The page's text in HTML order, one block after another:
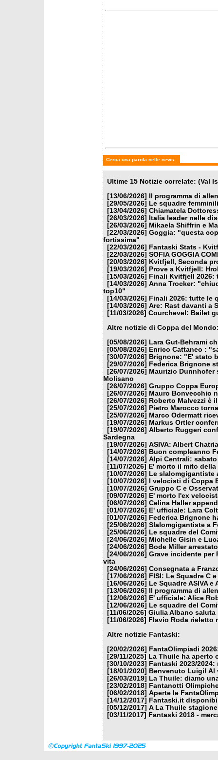
veloci
Cerca una parola nelle news:
Ultime 15 Notizie correlate: (Val
[13/06/2026]
Il programma di
[29/05/2026]
Le squadre
[13/04/2026] Chiamatela
[26/03/2026]
Italia leader nelle
[26/03/2026] Mikaela Shiffrin e
[22/03/2026] Goggia: "questa
fortissima"
[22/03/2026]
Fantaski Stats -
[22/03/2026] SOFIA GOGGIA
[20/03/2026]
Kvitfjell, Seconda
[19/03/2026]
Prove a Kvitfjell:
[15/03/2026]
Finali Kvitfjell 2026:
[14/03/2026] Anna Trocker:
top10"
[14/03/2026]
Finali 2026: tutte le
[14/03/2026] Are: Rast davanti a
[11/03/2026] Courchevel: Bailet
Altre notizie di Coppa del
[05/08/2026]
Lara Gut-Behrami
[05/08/2026]
Enrico Cattaneo :
[30/07/2026]
Brignone: "E' stato
[29/07/2026]
Federica Brignone
[26/07/2026] Maurizio Dunnhofer
Molisano
[26/07/2026] Gruppo Coppa
[26/07/2026] Mauro Bonvecchio
[26/07/2026]
Roberto Malvezzi è
[25/07/2026]
Pietro Marocco
[25/07/2026] Marco Odermatt
[19/07/2026] Markus Ortler
[19/07/2026] Alberto Ruggeri
Sardegna
[19/07/2026] ASIVA: Albert
[14/07/2026]
Buon compleanno
[14/07/2026] Alpi Centrali:
[11/07/2026]
E' morto il mito
[10/07/2026]
Le
[10/07/2026]
I velocisti di Coppa
[10/07/2026] Gruppo C e
[09/07/2026]
E' morto l'ex
[06/07/2026] Celina Haller
[01/07/2026]
E' ufficiale: Lara
[01/07/2026]
Federica Brignone
[25/06/2026] Slalomgigantiste a
[25/06/2026]
Le squadre del
[24/06/2026] Michelle Gisin e
[24/06/2026]
Bode Miller
[24/06/2026] Grave incidente per
vita
[24/06/2026] Consegnata a
[17/06/2026]
FISI: Le Squadre C
[16/06/2026]
Le Squadre ASIVA
[13/06/2026]
Il programma di
[12/06/2026]
E' ufficiale: Alice
[12/06/2026]
Le squadre del
[11/06/2026] Giulia Albano saluta
[11/06/2026]
Flavio Roda rieletto
Altre notizie Fantaski:
[20/02/2026]
FantaOlimpiadi
[29/11/2025]
La Thuile ha aperto
[30/10/2023]
Fantaski 2023/
[18/01/2020]
Benvenuto Luigi! Al
[26/03/2019]
La Thuile: diamo
[23/02/2018]
Fantanotti
[06/02/2018] Aperte le
[14/12/2017]
Fantaski.it
[05/12/2017] A La Thuile
[03/11/2017]
Fantaski 2018 -